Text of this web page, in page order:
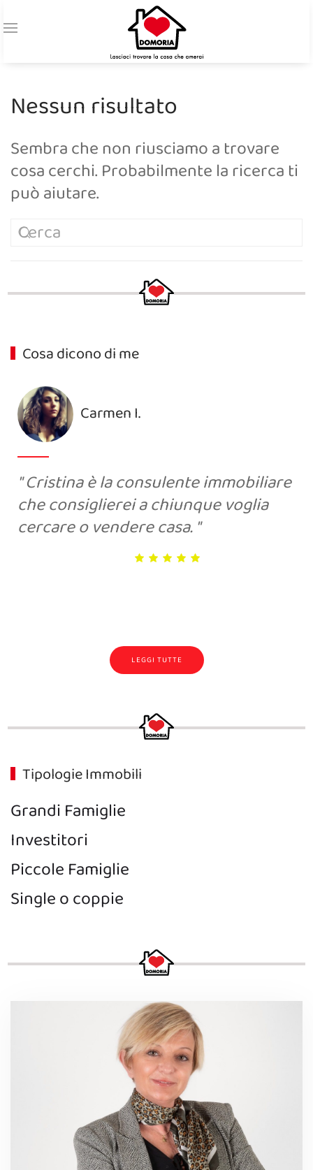
Nessun risultato
Sembra che non riusciamo a trovare
cosa cerchi. Probabilmente la ricerca ti
può aiutare.
Cosa dicono di me
Carmen I.
Cristina è la consulente immobiliare
che consiglierei a chiunque voglia
cercare o vendere casa.
LEGGI TUTTE
Tipologie Immobili
Grandi Famiglie
Investitori
Piccole Famiglie
Single o coppie